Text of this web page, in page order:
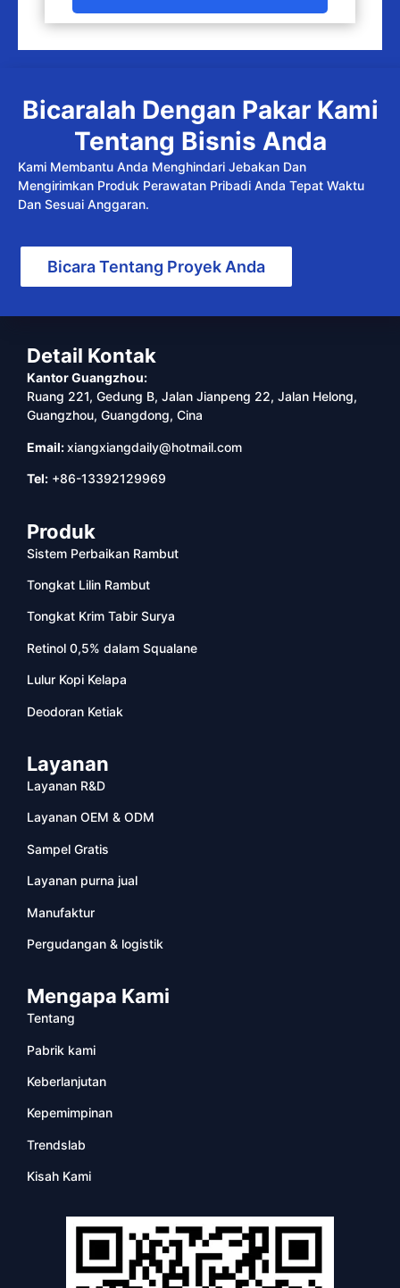
Bicaralah Dengan Pakar Kami
Tentang Bisnis Anda
Kami Membantu Anda Menghindari Jebakan Dan
Mengirimkan Produk Perawatan Pribadi Anda Tepat Waktu
Dan Sesuai Anggaran.
Bicara Tentang Proyek Anda
Detail Kontak
Kantor Guangzhou:
Ruang 221, Gedung B, Jalan Jianpeng 22, Jalan Helong,
Guangzhou, Guangdong, Cina
Email:xiangxiangdaily@hotmail.com
Tel: +86-13392129969
Produk
Sistem Perbaikan Rambut
Tongkat Lilin Rambut
Tongkat Krim Tabir Surya
Retinol 0,5% dalam Squalane
Lulur Kopi Kelapa
Deodoran Ketiak
Layanan
Layanan R&D
Layanan OEM & ODM
Sampel Gratis
Layanan purna jual
Manufaktur
Pergudangan & logistik
Mengapa Kami
Tentang
Pabrik kami
Keberlanjutan
Kepemimpinan
Trendslab
Kisah Kami